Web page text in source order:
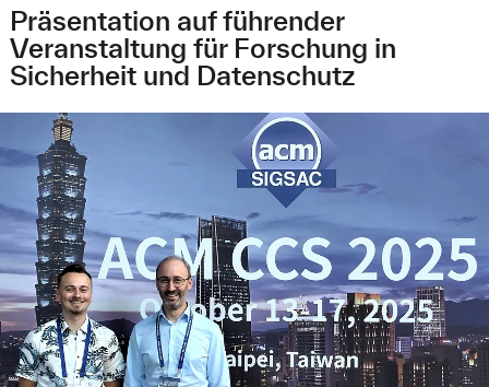
Präsentation auf führender
Veranstaltung für Forschung in
Sicherheit und Datenschutz